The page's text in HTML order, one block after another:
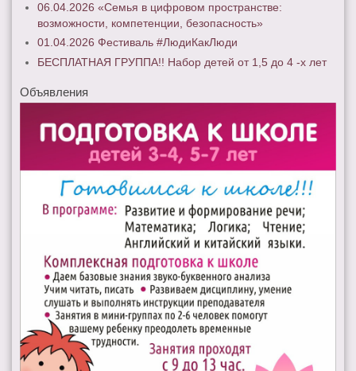
06.04.2026 «Семья в цифровом пространстве:
возможности, компетенции, безопасность»
01.04.2026 Фестиваль #ЛюдиКакЛюди
БЕСПЛАТНАЯ ГРУППА!! Набор детей от 1,5 до 4 -х лет
Объявления